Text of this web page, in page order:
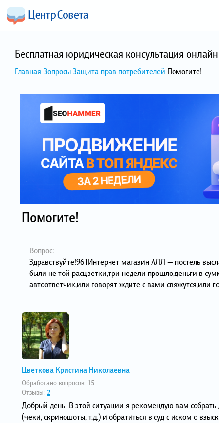
Бесплатная юридическая консультация
Главная ВопросыЗащита прав потребителей Помогите!
Помогите!
Вопрос:
Здравствуйте!961Интернет магазин АЛЛ — постель
были не той расцветки,три недели прошло,деньги в
автоответчик,или говорят ждите с вами свяжутся,или
Цветкова Кристина Николаевна
Обработано вопросов: 15
Отзывы: 2
Добрый день! В этой ситуации я рекомендую вам
(чеки, скриношоты, т.д.) и обратиться в суд с иском о